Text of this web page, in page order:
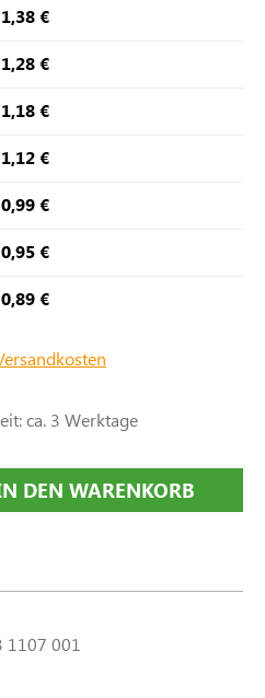
1,38 €
1,28 €
1,18 €
1,12 €
0,99 €
0,95 €
0,89 €
ca. 3 Werktage
den gewünschten
DEN WARENKORB
1107 001